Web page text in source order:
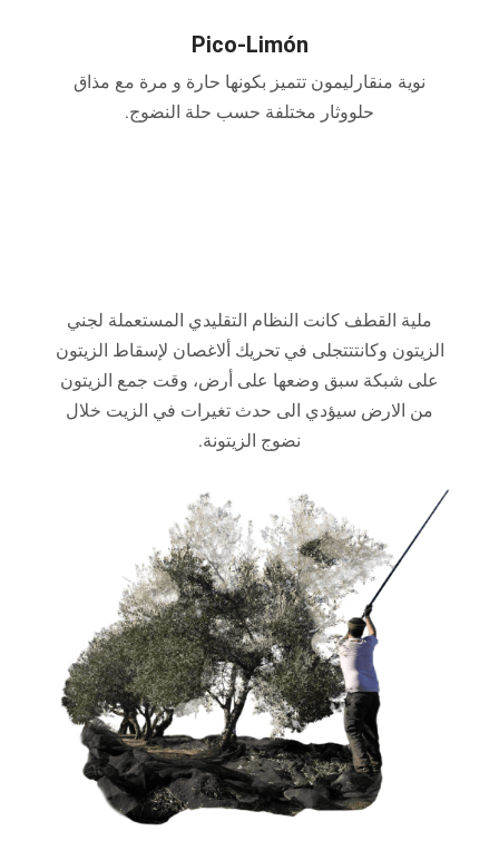
Pico-Limón
نوية منقارليمون تتميز بكونها حارة و مرة مع مذاق
حلووثار مختلفة حسب حلة النضوج.
ملية القطف كانت النظام التقليدي المستعملة لجني
الزيتون وكانتتتجلى في تحريك ألاغصان لإسقاط الزيتون
على شبكة سبق وضعها على أرض، وقت جمع الزيتون
من الارض سيؤدي الى حدث تغيرات في الزيت خلال
نضوج الزيتونة.